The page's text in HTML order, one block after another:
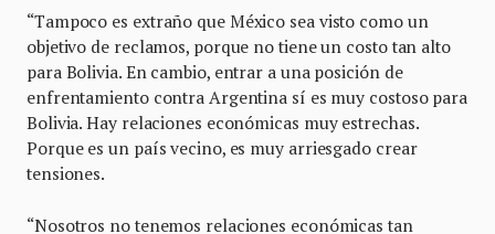
“Tampoco es extraño que México sea visto como un
objetivo de reclamos, porque no tiene un costo tan alto
para Bolivia. En cambio, entrar a una posición de
enfrentamiento contra Argentina sí es muy costoso para
Bolivia. Hay relaciones económicas muy estrechas.
Porque es un país vecino, es muy arriesgado crear
tensiones.
“Nosotros no tenemos relaciones económicas tan